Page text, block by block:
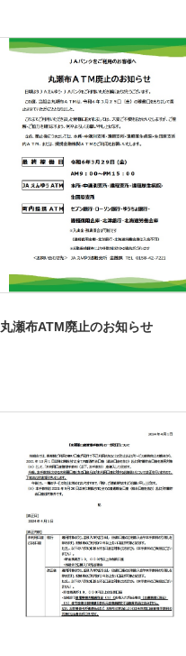
丸瀬布ATM廃止のお知らせ